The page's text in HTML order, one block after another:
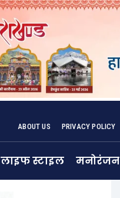
ABOUT US PRIVACY POLICY
लाइफ स्टाइल मनोरंजन